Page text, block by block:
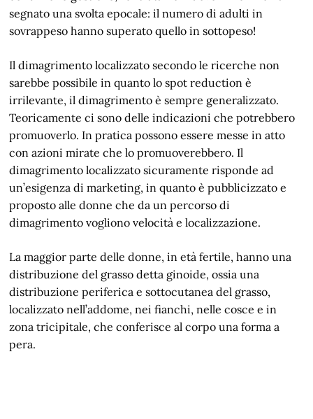
segnato una svolta epocale: il numero di adulti in
sovrappeso hanno superato quello in sottopeso!
Il dimagrimento localizzato secondo le ricerche non
sarebbe possibile in quanto lo spot reduction è
irrilevante, il dimagrimento è sempre generalizzato.
Teoricamente ci sono delle indicazioni che potrebbero
promuoverlo. In pratica possono essere messe in atto
con azioni mirate che lo promuoverebbero. Il
dimagrimento localizzato sicuramente risponde ad
un’esigenza di marketing, in quanto è pubblicizzato e
proposto alle donne che da un percorso di
dimagrimento vogliono velocità e localizzazione.
La maggior parte delle donne, in età fertile, hanno una
distribuzione del grasso detta ginoide, ossia una
distribuzione periferica e sottocutanea del grasso,
localizzato nell’addome, nei fianchi, nelle cosce e in
zona tricipitale, che conferisce al corpo una forma a
pera.